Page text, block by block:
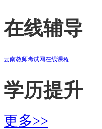
在线辅导
云南教师考试网在线课程
学历提升
更多>>